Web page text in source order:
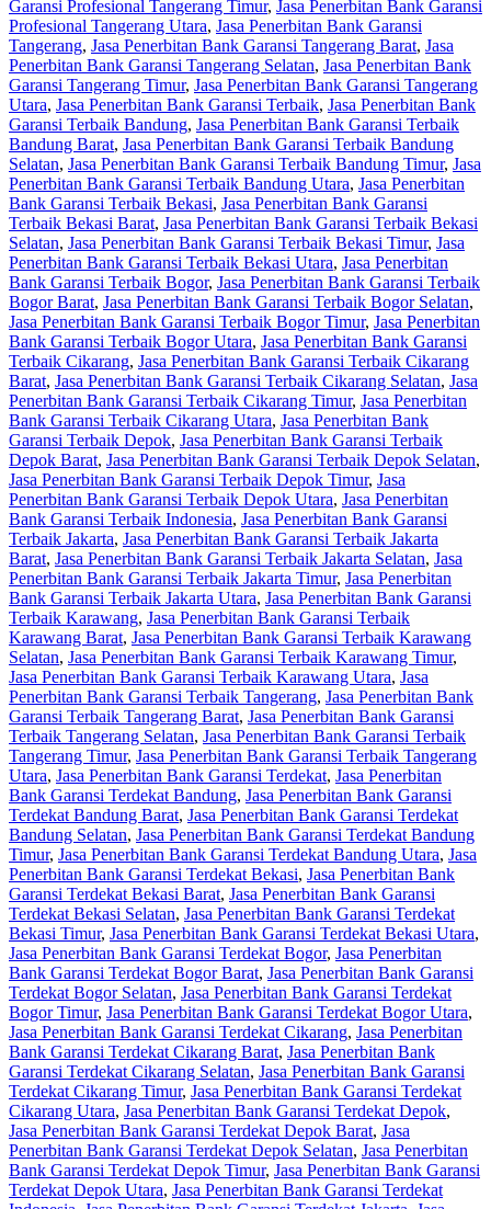
Garansi Profesional Tangerang Timur, Jasa Penerbitan Bank Garansi
Profesional Tangerang Utara, Jasa Penerbitan Bank Garansi
Tangerang, Jasa Penerbitan Bank Garansi Tangerang Barat, Jasa
Penerbitan Bank Garansi Tangerang Selatan, Jasa Penerbitan Bank
Garansi Tangerang Timur, Jasa Penerbitan Bank Garansi Tangerang
Utara, Jasa Penerbitan Bank Garansi Terbaik, Jasa Penerbitan Bank
Garansi Terbaik Bandung, Jasa Penerbitan Bank Garansi Terbaik
Bandung Barat, Jasa Penerbitan Bank Garansi Terbaik Bandung
Selatan, Jasa Penerbitan Bank Garansi Terbaik Bandung Timur, Jasa
Penerbitan Bank Garansi Terbaik Bandung Utara, Jasa Penerbitan
Bank Garansi Terbaik Bekasi, Jasa Penerbitan Bank Garansi
Terbaik Bekasi Barat, Jasa Penerbitan Bank Garansi Terbaik Bekasi
Selatan, Jasa Penerbitan Bank Garansi Terbaik Bekasi Timur, Jasa
Penerbitan Bank Garansi Terbaik Bekasi Utara, Jasa Penerbitan
Bank Garansi Terbaik Bogor, Jasa Penerbitan Bank Garansi Terbaik
Bogor Barat, Jasa Penerbitan Bank Garansi Terbaik Bogor Selatan,
Jasa Penerbitan Bank Garansi Terbaik Bogor Timur, Jasa Penerbitan
Bank Garansi Terbaik Bogor Utara, Jasa Penerbitan Bank Garansi
Terbaik Cikarang, Jasa Penerbitan Bank Garansi Terbaik Cikarang
Barat, Jasa Penerbitan Bank Garansi Terbaik Cikarang Selatan, Jasa
Penerbitan Bank Garansi Terbaik Cikarang Timur, Jasa Penerbitan
Bank Garansi Terbaik Cikarang Utara, Jasa Penerbitan Bank
Garansi Terbaik Depok, Jasa Penerbitan Bank Garansi Terbaik
Depok Barat, Jasa Penerbitan Bank Garansi Terbaik Depok Selatan,
Jasa Penerbitan Bank Garansi Terbaik Depok Timur, Jasa
Penerbitan Bank Garansi Terbaik Depok Utara, Jasa Penerbitan
Bank Garansi Terbaik Indonesia, Jasa Penerbitan Bank Garansi
Terbaik Jakarta, Jasa Penerbitan Bank Garansi Terbaik Jakarta
Barat, Jasa Penerbitan Bank Garansi Terbaik Jakarta Selatan, Jasa
Penerbitan Bank Garansi Terbaik Jakarta Timur, Jasa Penerbitan
Bank Garansi Terbaik Jakarta Utara, Jasa Penerbitan Bank Garansi
Terbaik Karawang, Jasa Penerbitan Bank Garansi Terbaik
Karawang Barat, Jasa Penerbitan Bank Garansi Terbaik Karawang
Selatan, Jasa Penerbitan Bank Garansi Terbaik Karawang Timur,
Jasa Penerbitan Bank Garansi Terbaik Karawang Utara, Jasa
Penerbitan Bank Garansi Terbaik Tangerang, Jasa Penerbitan Bank
Garansi Terbaik Tangerang Barat, Jasa Penerbitan Bank Garansi
Terbaik Tangerang Selatan, Jasa Penerbitan Bank Garansi Terbaik
Tangerang Timur, Jasa Penerbitan Bank Garansi Terbaik Tangerang
Utara, Jasa Penerbitan Bank Garansi Terdekat, Jasa Penerbitan
Bank Garansi Terdekat Bandung, Jasa Penerbitan Bank Garansi
Terdekat Bandung Barat, Jasa Penerbitan Bank Garansi Terdekat
Bandung Selatan, Jasa Penerbitan Bank Garansi Terdekat Bandung
Timur, Jasa Penerbitan Bank Garansi Terdekat Bandung Utara, Jasa
Penerbitan Bank Garansi Terdekat Bekasi, Jasa Penerbitan Bank
Garansi Terdekat Bekasi Barat, Jasa Penerbitan Bank Garansi
Terdekat Bekasi Selatan, Jasa Penerbitan Bank Garansi Terdekat
Bekasi Timur, Jasa Penerbitan Bank Garansi Terdekat Bekasi Utara,
Jasa Penerbitan Bank Garansi Terdekat Bogor, Jasa Penerbitan
Bank Garansi Terdekat Bogor Barat, Jasa Penerbitan Bank Garansi
Terdekat Bogor Selatan, Jasa Penerbitan Bank Garansi Terdekat
Bogor Timur, Jasa Penerbitan Bank Garansi Terdekat Bogor Utara,
Jasa Penerbitan Bank Garansi Terdekat Cikarang, Jasa Penerbitan
Bank Garansi Terdekat Cikarang Barat, Jasa Penerbitan Bank
Garansi Terdekat Cikarang Selatan, Jasa Penerbitan Bank Garansi
Terdekat Cikarang Timur, Jasa Penerbitan Bank Garansi Terdekat
Cikarang Utara, Jasa Penerbitan Bank Garansi Terdekat Depok,
Jasa Penerbitan Bank Garansi Terdekat Depok Barat, Jasa
Penerbitan Bank Garansi Terdekat Depok Selatan, Jasa Penerbitan
Bank Garansi Terdekat Depok Timur, Jasa Penerbitan Bank Garansi
Terdekat Depok Utara, Jasa Penerbitan Bank Garansi Terdekat